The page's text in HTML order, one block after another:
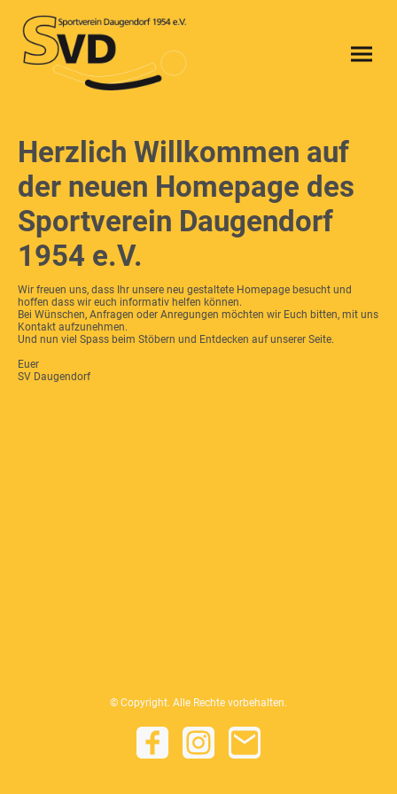
Herzlich Willkommen auf
der neuen Homepage des
Sportverein Daugendorf
1954 e.V.
Wir freuen uns, dass Ihr unsere neu gestaltete Homepage besucht und
hoffen dass wir euch informativ helfen können.
Bei Wünschen, Anfragen oder Anregungen möchten wir Euch bitten, mit uns
Kontakt aufzunehmen.
Und nun viel Spass beim Stöbern und Entdecken auf unserer Seite.
Euer
SV Daugendorf
© Copyright. Alle Rechte vorbehalten.